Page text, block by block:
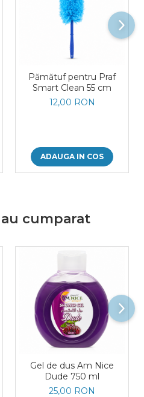
Pămătuf pentru Praf
Smart Clean 55 cm
12,00 RON
ADAUGA IN COS
cumparat
Gel de dus Am Nice
Dude 750 ml
25,00 RON